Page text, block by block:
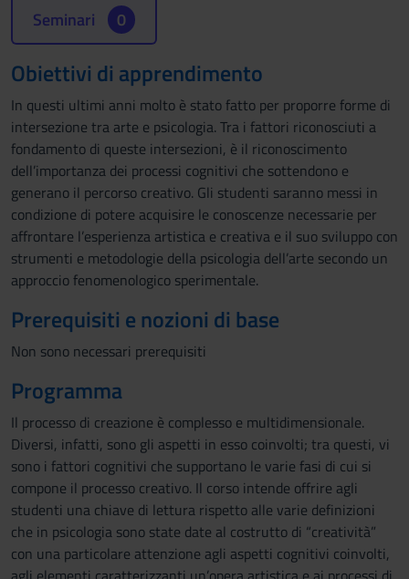
Seminari 0
Obiettivi di apprendimento
In questi ultimi anni molto è stato fatto per proporre forme di
intersezione tra arte e psicologia. Tra i fattori riconosciuti a
fondamento di queste intersezioni, è il riconoscimento
dell’importanza dei processi cognitivi che sottendono e
generano il percorso creativo. Gli studenti saranno messi in
condizione di potere acquisire le conoscenze necessarie per
affrontare l’esperienza artistica e creativa e il suo sviluppo con
strumenti e metodologie della psicologia dell’arte secondo un
approccio fenomenologico sperimentale.
Prerequisiti e nozioni di base
Non sono necessari prerequisiti
Programma
Il processo di creazione è complesso e multidimensionale.
Diversi, infatti, sono gli aspetti in esso coinvolti; tra questi, vi
sono i fattori cognitivi che supportano le varie fasi di cui si
compone il processo creativo. Il corso intende offrire agli
studenti una chiave di lettura rispetto alle varie definizioni
che in psicologia sono state date al costrutto di “creatività”
con una particolare attenzione agli aspetti cognitivi coinvolti,